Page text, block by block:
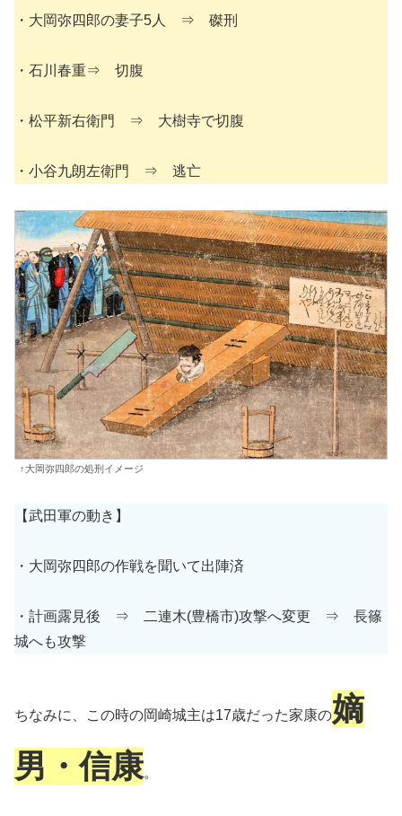
・大岡弥四郎の妻子5人 ⇒ 磔刑
・石川春重⇒ 切腹
・松平新右衛門 ⇒ 大樹寺で切腹
・小谷九朗左衛門 ⇒ 逃亡
↑大岡弥四郎の処刑イメージ
【武田軍の動き】
・大岡弥四郎の作戦を聞いて出陣済
・計画露見後 ⇒ 二連木(豊橋市)攻撃へ変更 ⇒ 長篠
城へも攻撃
ちなみに、この時の岡崎城主は17歳だった家康の嫡
男・信康。